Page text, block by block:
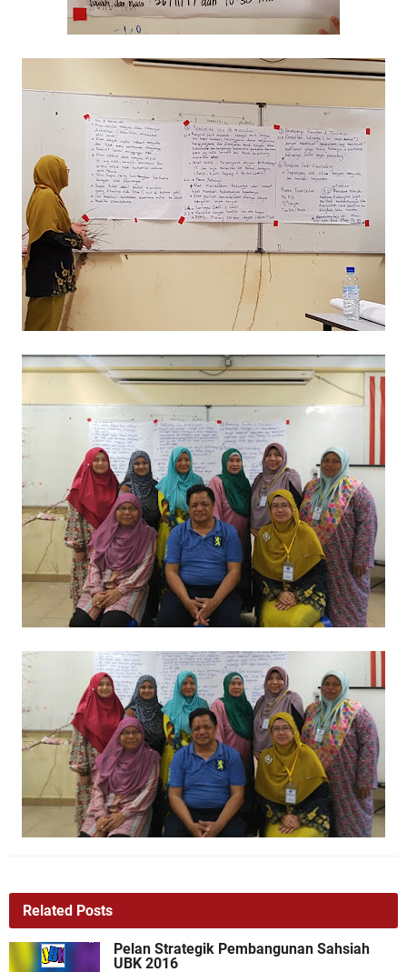
Related Posts
Pelan Strategik Pembangunan Sahsiah
UBK 2016